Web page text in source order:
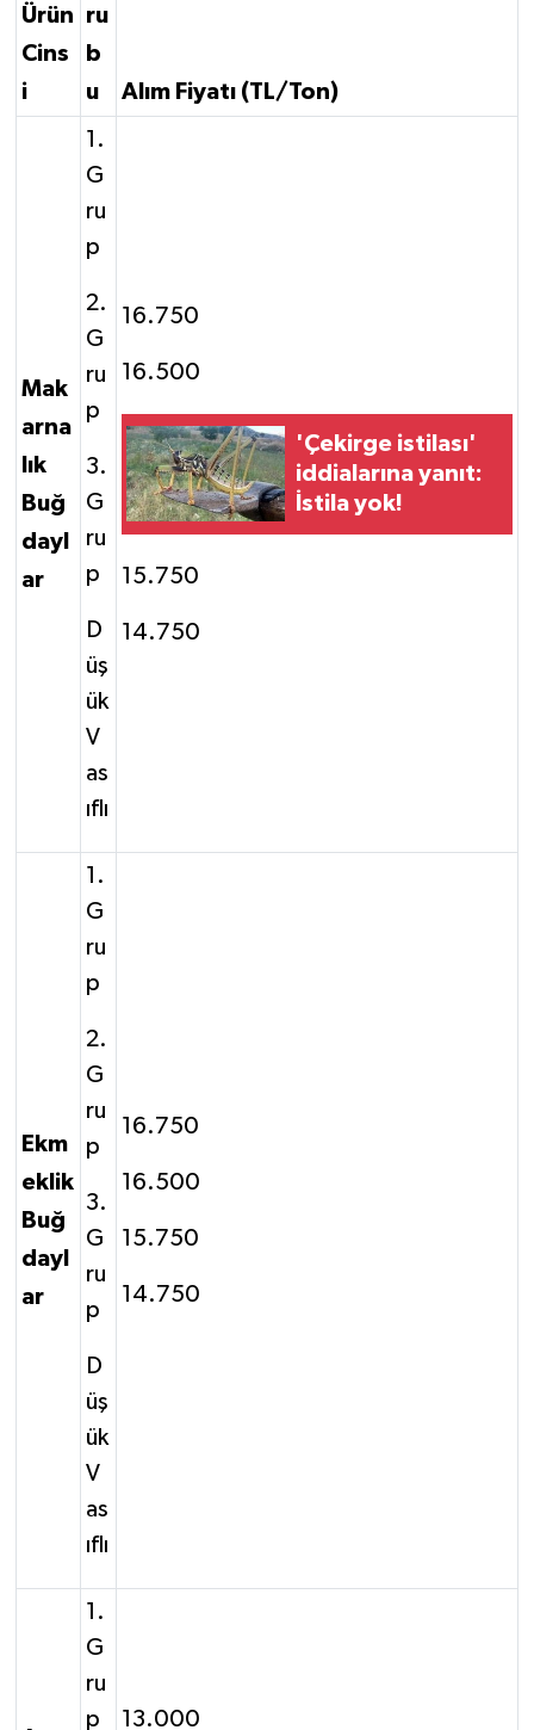
Ürün
Cins
i
ru
b
u
Alım Fiyatı (TL/Ton)
Mak
arna
lık
Buğ
dayl
ar
1.
G
ru
p
2.
G
ru
p
3.
G
ru
p
D
üş
ük
V
as
ıflı
16.750
16.500
'Çekirge istilası'
iddialarına yanıt:
İstila yok!
15.750
14.750
Ekm
eklik
Buğ
dayl
ar
1.
G
ru
p
2.
G
ru
p
3.
G
ru
p
D
üş
ük
V
as
ıflı
16.750
16.500
15.750
14.750
1.
G
ru
p
13.000